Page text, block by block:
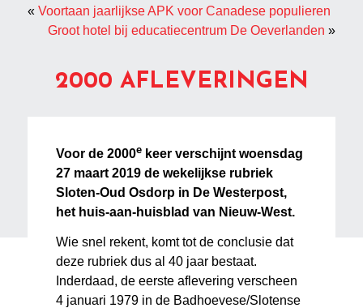
«Voortaan jaarlijkse APK voor Canadese populieren
Groot hotel bij educatiecentrum De Oeverlanden »
2000 AFLEVERINGEN
Voor de 2000e keer verschijnt woensdag
27 maart 2019 de wekelijkse rubriek
Sloten-Oud Osdorp in De Westerpost,
het huis-aan-huisblad van Nieuw-West.
Wie snel rekent, komt tot de conclusie dat
deze rubriek dus al 40 jaar bestaat.
Inderdaad, de eerste aflevering verscheen
4 januari 1979 in de Badhoevese/Slotense